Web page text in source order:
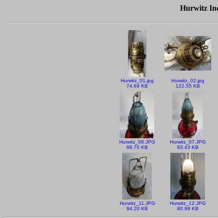
Hurwitz
Hurwitz_01.jpg
74.69 KB
Hurwitz_02.jpg
122.55 KB
Hurwitz_06.JPG
88.70 KB
Hurwitz_07.JPG
93.43 KB
Hurwitz_11.JPG
94.20 KB
Hurwitz_12.JPG
80.99 KB